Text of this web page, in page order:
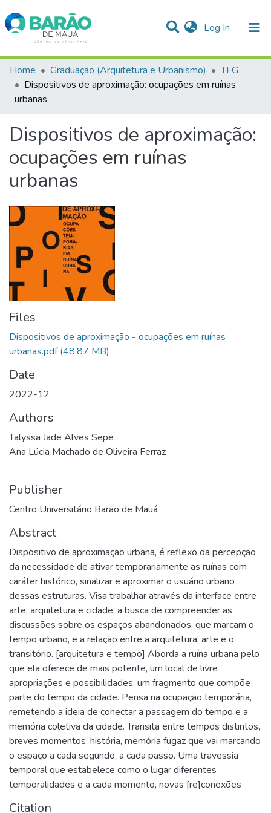
Log In (current)
Communities & Collections
Statistics
Home Graduação (Arquitetura e Urbanismo)
TFG
Dispositivos de aproximação: ocupações em ruínas
urbanas
Dispositivos de aproximação:
ocupações em ruínas
urbanas
Files
Dispositivos de aproximação - ocupações em ruínas
urbanas.pdf (48.87 MB)
Date
2022-12
Authors
Talyssa Jade Alves Sepe
Ana Lúcia Machado de Oliveira Ferraz
Publisher
Centro Universitário Barão de Mauá
Abstract
Dispositivo de aproximação urbana, é reflexo da percepção
da necessidade de ativar temporariamente as ruínas com
caráter histórico, sinalizar e aproximar o usuário urbano
dessas estruturas. Visa trabalhar através da interface entre
arte, arquitetura e cidade, a busca de compreender as
discussões sobre os espaços abandonados, que marcam o
tempo urbano, e a relação entre a arquitetura, arte e o
transitório. [arquitetura e tempo] Aborda a ruína urbana pelo
que ela oferece de mais potente, um local de livre
apropriações e possibilidades, um fragmento que compõe
parte do tempo da cidade. Pensa na ocupação temporária,
remetendo a ideia de conectar a passagem do tempo e a
memória coletiva da cidade. Transita entre tempos distintos,
breves momentos, história, memória fugaz que vai marcando
o espaço a cada segundo, a cada passo. Uma travessia
temporal que estabelece como o lugar diferentes
temporalidades e a cada momento, novas [re]conexões
Citation